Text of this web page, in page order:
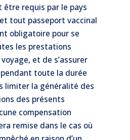
être requis par le pays
tout passeport vaccinal
obligatoire pour se
les prestations
et de s’assurer
toute la durée
limiter la généralité des
des présents
compensation
remise dans le cas où